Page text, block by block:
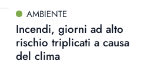
AMBIENTE
Incendi, giorni ad alto
rischio triplicati a causa
del clima